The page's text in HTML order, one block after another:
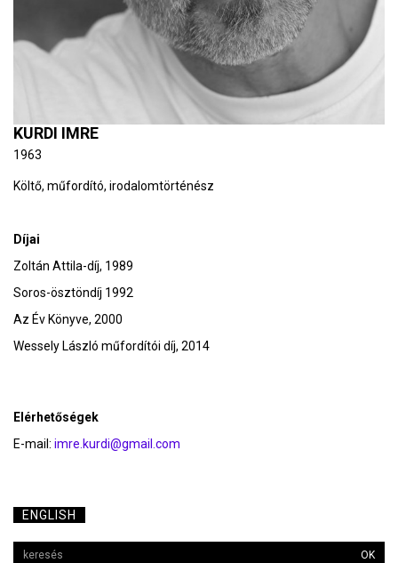
KURDI IMRE
1963
Költő, műfordító, irodalomtörténész
Díjai
Zoltán Attila-díj, 1989
Soros-ösztöndíj 1992
Az Év Könyve, 2000
Wessely László műfordítói díj, 2014
Elérhetőségek
E-mail: imre.kurdi@gmail.com
ENGLISH
OK